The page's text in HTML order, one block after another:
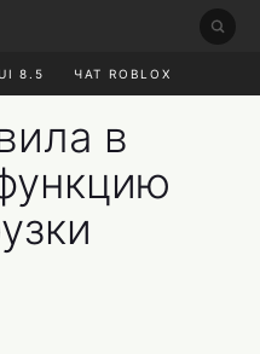
8.5 ЧАТ ROBLOX
в